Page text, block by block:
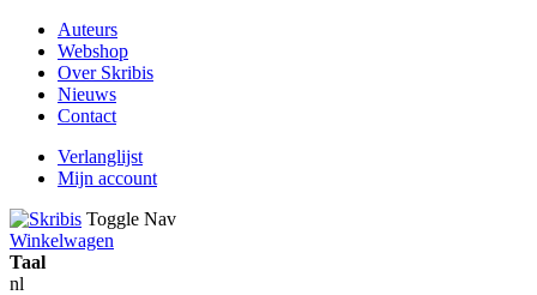
Auteurs
Webshop
Over Skribis
Nieuws
Contact
Verlanglijst
Mijn account
Toggle Nav
Winkelwagen
Taal
nl